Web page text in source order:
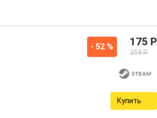
- 52 % 175 P
359 P
Купить